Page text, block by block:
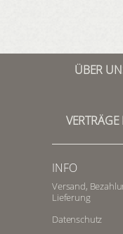
ÜBER
INFO
Versand,
Lieferung
Datenschutz